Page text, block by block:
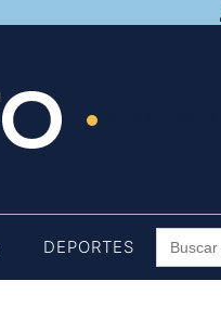
DEPORTES
Buscar: